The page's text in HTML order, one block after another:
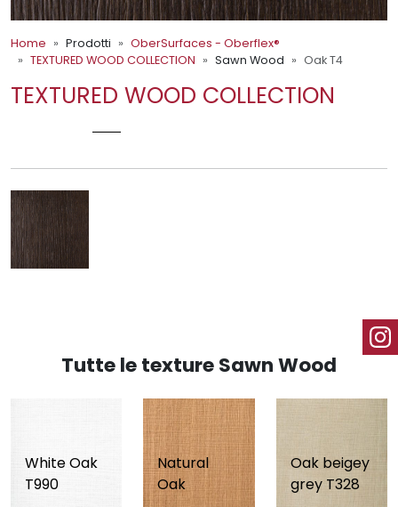
Home Prodotti
OberSurfaces - Oberflex®
TEXTURED WOOD COLLECTION
Sawn Wood Oak T4
TEXTURED WOOD COLLECTION
Tutte le texture Sawn Wood
White Oak
T990
Natural
Oak
Oak beigey
grey T328